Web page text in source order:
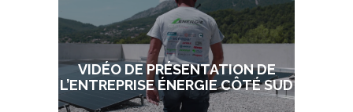
VIDÉO DE PRÉSENTATION DE
L’ENTREPRISE ÉNERGIE CÔTÉ SUD